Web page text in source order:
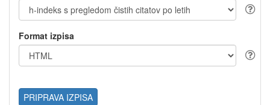
Format izpisa
PRIPRAVA IZPISA